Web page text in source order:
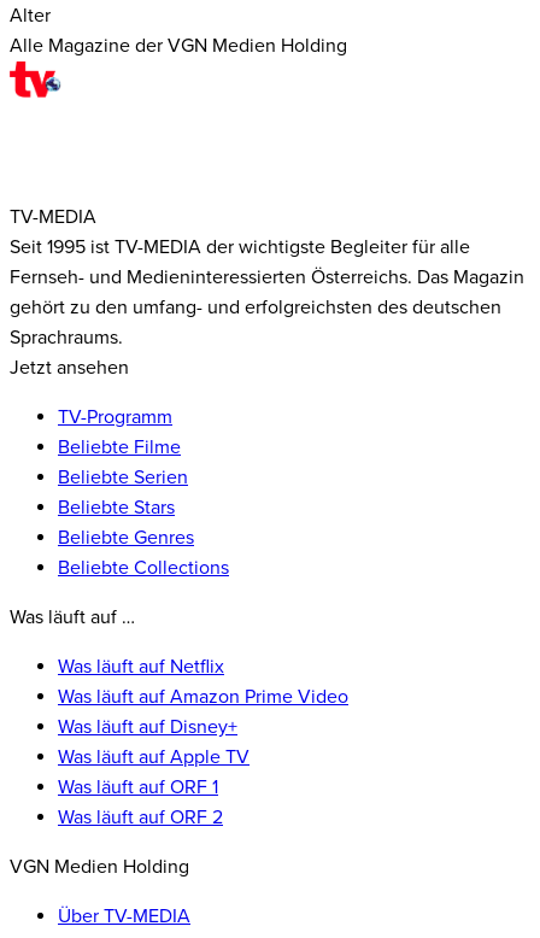
Alter
Alle Magazine der VGN Medien Holding
TV-MEDIA
Seit 1995 ist TV-MEDIA der wichtigste Begleiter für alle
Fernseh- und Medieninteressierten Österreichs. Das Magazin
gehört zu den umfang- und erfolgreichsten des deutschen
Sprachraums.
Jetzt ansehen
TV-Programm
Beliebte Filme
Beliebte Serien
Beliebte Stars
Beliebte Genres
Beliebte Collections
Was läuft auf …
Was läuft auf Netflix
Was läuft auf Amazon Prime Video
Was läuft auf Disney+
Was läuft auf Apple TV
Was läuft auf ORF 1
Was läuft auf ORF 2
VGN Medien Holding
Über TV-MEDIA